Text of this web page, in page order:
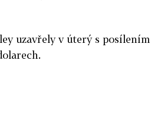
uzavřely v úterý s posílením